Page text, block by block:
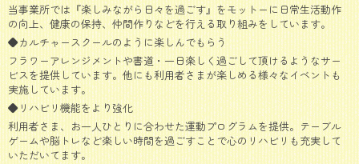
当事業所では『楽しみながら日々を過ごす』をモットーに日常生活動作
の向上、健康の保持、仲間作りなどを行える取り組みをしています。
◆カルチャースクールのように楽しんでもらう
フラワーアレンジメントや書道・一日楽しく過ごして頂けるようなサー
ビスを提供しています。他にも利用者さまが楽しめる様々なイベントも
実施しています。
◆リハビリ機能をより強化
利用者さま、お一人ひとりに合わせた運動プログラムを提供。テーブル
ゲームや脳トレなど楽しい時間を過ごすことで心のリハビリも充実して
いただいてます。